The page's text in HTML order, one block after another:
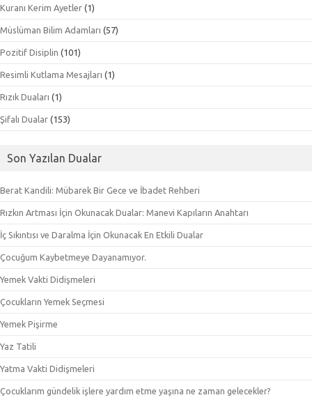
Kuranı Kerim Ayetler (1)
Müslüman Bilim Adamları (57)
Pozitif Disiplin (101)
Resimli Kutlama Mesajları (1)
Rızık Duaları (1)
Şifalı Dualar (153)
Son Yazılan Dualar
Berat Kandili: Mübarek Bir Gece ve İbadet Rehberi
Rızkın Artması İçin Okunacak Dualar: Manevi Kapıların Anahtarı
İç Sıkıntısı ve Daralma İçin Okunacak En Etkili Dualar
Çocuğum Kaybetmeye Dayanamıyor.
Yemek Vakti Didişmeleri
Çocukların Yemek Seçmesi
Yemek Pişirme
Yaz Tatili
Yatma Vakti Didişmeleri
Çocuklarım gündelik işlere yardım etme yaşına ne zaman gelecekler?